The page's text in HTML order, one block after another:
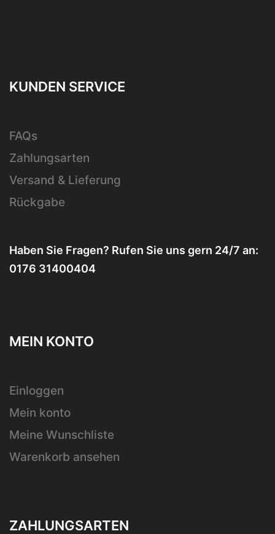
KUNDEN SERVICE
FAQs
Zahlungsarten
Versand & Lieferung
Rückgabe
Haben Sie Fragen? Rufen Sie uns gern 24/7 an:
0176 31400404
MEIN KONTO
Einloggen
Mein konto
Meine Wunschliste
Warenkorb ansehen
ZAHLUNGSARTEN